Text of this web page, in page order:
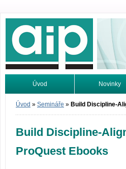
Odborné
Úvod Novinky
Vyhledávání Tutoriály
Úvod » Semináře » Build Discipline-
Build Discipline-
ProQuest Ebooks